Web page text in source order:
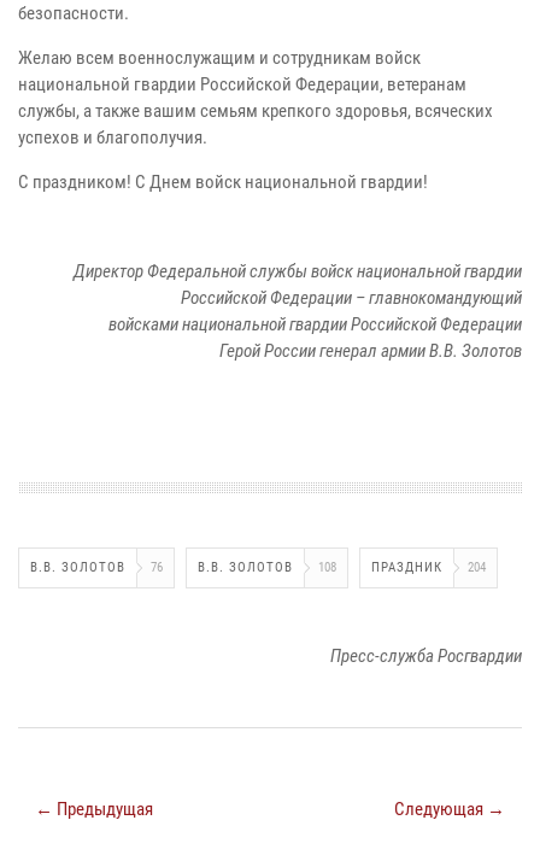
безопасности.
Желаю всем военнослужащим и сотрудникам войск
национальной гвардии Российской Федерации, ветеранам
службы, а также вашим семьям крепкого здоровья, всяческих
успехов и благополучия.
С праздником! С Днем войск национальной гвардии!
Директор Федеральной службы войск национальной гвардии
Российской Федерации – главнокомандующий
войсками национальной гвардии Российской Федерации
Герой России генерал армии В.В. Золотов
В.В. ЗОЛОТОВ 76 В.В. ЗОЛОТОВ 108 ПРАЗДНИК 204
Пресс-служба Росгвардии
← Предыдущая Следующая →